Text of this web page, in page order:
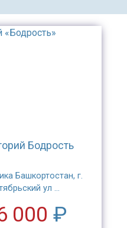
Бодрость
Башкортостан, г.
ул ...
000 ₽